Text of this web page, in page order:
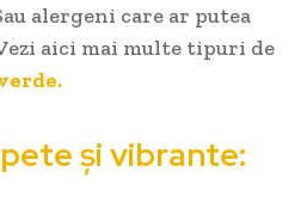
alergeni care ar putea
aici mai multe tipuri de
și vibrante: